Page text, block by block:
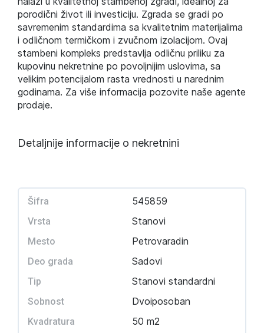
porodični život ili investiciju. Zgrada se gradi po
savremenim standardima sa kvalitetnim materijalima
i odličnom termičkom i zvučnom izolacijom. Ovaj
stambeni kompleks predstavlja odličnu priliku za
kupovinu nekretnine po povoljnijim uslovima, sa
velikim potencijalom rasta vrednosti u narednim
godinama. Za više informacija pozovite naše agente
prodaje.
Detaljnije informacije o nekretnini
Šifra 545859
Vrsta Stanovi
Mesto Petrovaradin
Deo grada Sadovi
Tip Stanovi standardni
Sobnost Dvoiposoban
Kvadratura 50 m2